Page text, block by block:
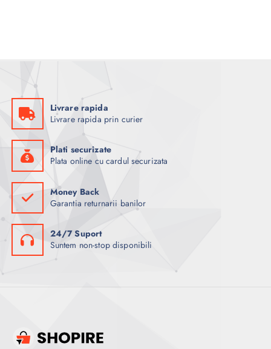
Livrare rapida
Livrare rapida prin curier
Plati securizate
Plata online cu cardul securizata
Money Back
Garantia returnarii banilor
24/7 Suport
Suntem non-stop disponibili